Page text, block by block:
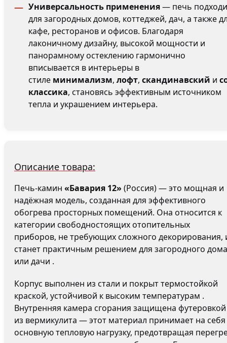
Универсальность применения— печь
для загородных домов, коттеджей, дач, а также
кафе, ресторанов и офисов. Благодаря
лаконичному дизайну, высокой мощности и
панорамному остеклению гармонично
вписывается в интерьеры в
стиле минимализм, лофт, скандинавский и
классика, становясь эффективным источником
тепла и украшением интерьера.
Описание товара:
Печь-камин «Бавария 12» (Россия) — это мощная и
надёжная модель, созданная для эффективного
обогрева просторных помещений. Она относится к
категории свободностоящих отопительных
приборов, не требующих сложного декорирования,
станет практичным решением для загородного дома
или дачи .
Корпус выполнен из стали и покрыт термостойкой
краской, устойчивой к высоким температурам .
Внутренняя камера сгорания защищена футеровкой
из вермикулита — этот материал принимает на себя
основную тепловую нагрузку, предотвращая